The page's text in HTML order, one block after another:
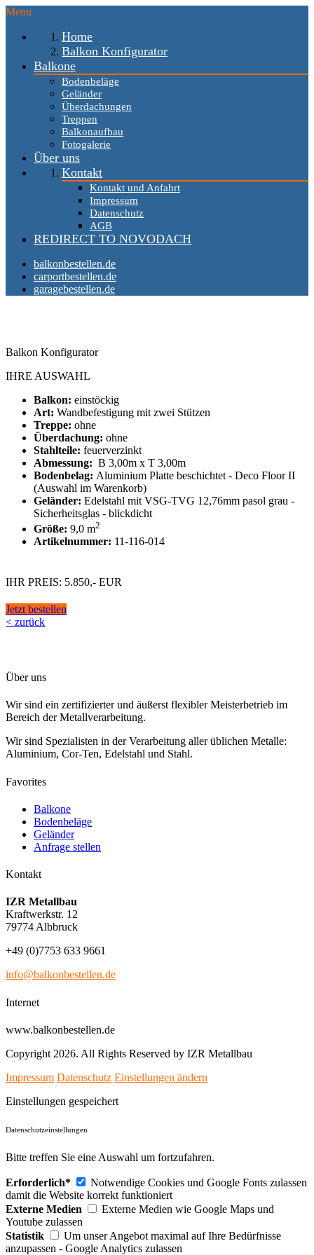
Menu
Home
Balkon Konfigurator
Balkone
Bodenbeläge
Geländer
Überdachungen
Treppen
Balkonaufbau
Fotogalerie
Über uns
Kontakt
Kontakt und Anfahrt
Impressum
Datenschutz
AGB
REDIRECT TO NOVODACH
balkonbestellen.de
carportbestellen.de
garagebestellen.de
Balkon Konfigurator
IHRE AUSWAHL
Balkon: einstöckig
Art: Wandbefestigung mit zwei Stützen
Treppe: ohne
Überdachung: ohne
Stahlteile: feuerverzinkt
Abmessung: B 3,00m x T 3,00m
Bodenbelag: Aluminium Platte beschichtet - Deco Floor II
(Auswahl im Warenkorb)
Geländer: Edelstahl mit VSG-TVG 12,76mm pasol grau -
Sicherheitsglas - blickdicht
Größe: 9,0 m2
Artikelnummer: 11-116-014
IHR PREIS: 5.850,- EUR
Jetzt bestellen
< zurück
Über uns
Wir sind ein zertifizierter und äußerst flexibler Meisterbetrieb im
Bereich der Metallverarbeitung.
Wir sind Spezialisten in der Verarbeitung aller üblichen Metalle:
Aluminium, Cor-Ten, Edelstahl und Stahl.
Favorites
Balkone
Bodenbeläge
Geländer
Anfrage stellen
Kontakt
IZR Metallbau
Kraftwerkstr. 12
79774 Albbruck
+49 (0)7753 633 9661
info@balkonbestellen.de
Internet
www.balkonbestellen.de
Copyright 2026. All Rights Reserved by IZR Metallbau
Impressum Datenschutz Einstellungen ändern
Einstellungen gespeichert
Datenschutzeinstellungen
Bitte treffen Sie eine Auswahl um fortzufahren.
Erforderlich*
Notwendige Cookies und Google Fonts zulassen
damit die Website korrekt funktioniert
Externe Medien
Externe Medien wie Google Maps und
Youtube zulassen
Statistik
Um unser Angebot maximal auf Ihre Bedürfnisse
anzupassen - Google Analytics zulassen